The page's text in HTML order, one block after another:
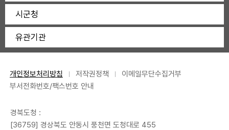
시군청
유관기관
개인정보처리방침 저작권정책
이메일무단수집거부
부서전화번호/팩스번호 안내
경북도청 :
[36759] 경상북도 안동시 풍천면 도청대로 455